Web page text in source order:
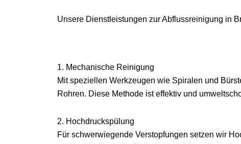
Unsere Dienstleistungen zur Abflussreinigung in
1. Mechanische Reinigung
Mit speziellen Werkzeugen wie Spiralen und
Rohren. Diese Methode ist effektiv und
2. Hochdruckspülung
Für schwerwiegende Verstopfungen setzen wir